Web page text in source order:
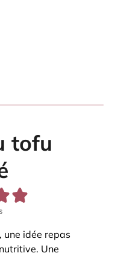
tofu
une idée repas
Une